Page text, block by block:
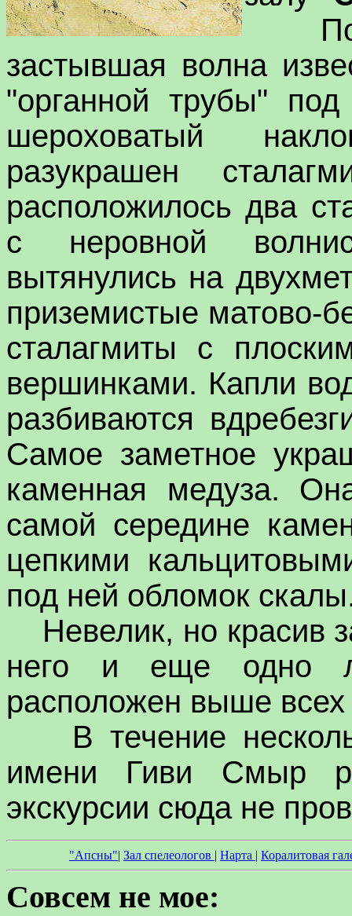
Пол
застывшая волна
"органной трубы"
шероховатый
разукрашен
расположилось два
с неровной
вытянулись на
приземистые матово-
сталагмиты с
вершинками. Капли
разбиваются
Самое заметное
каменная медуза.
самой середине
цепкими
под ней обломок
Невелик, но красив
него и еще одно
расположен выше
В течение
имени Гиви Смыр
экскурсии сюда не
"Апсны"| Зал спелеологов | Нарта | Коралитовая
Совсем не мое: